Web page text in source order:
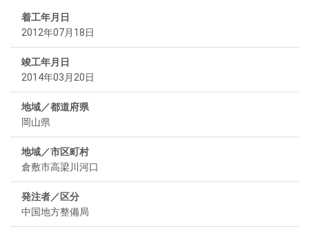
着工年月日
2012年07月18日
竣工年月日
2014年03月20日
地域／都道府県
岡山県
地域／市区町村
倉敷市高梁川河口
発注者／区分
中国地方整備局